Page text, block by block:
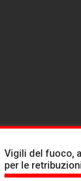
Vigili del fuoco,
per le